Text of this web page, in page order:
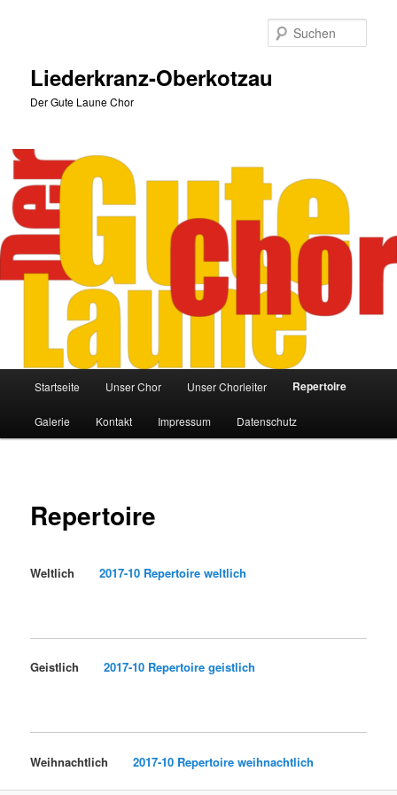
Liederkranz-Oberkotzau
Der Gute Laune Chor
Startseite Unser Chor Unser Chorleiter Repertoire
Galerie Kontakt Impressum Datenschutz
Repertoire
Weltlich2017-10 Repertoire weltlich
Geistlich2017-10 Repertoire geistlich
Weihnachtlich2017-10 Repertoire weihnachtlich